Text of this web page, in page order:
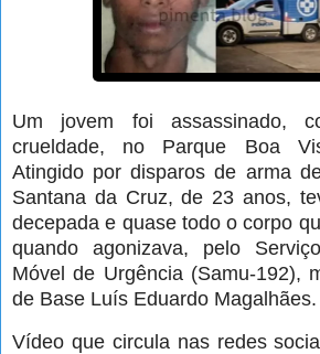
Um jovem foi assassinado,
crueldade, no Parque Boa
Atingido por disparos de arma
Santana da Cruz, de 23 anos,
decepada e quase todo o corpo
quando agonizava, pelo
Móvel de Urgência (Samu-192),
de Base Luís Eduardo Magalhães.
Vídeo que circula nas redes